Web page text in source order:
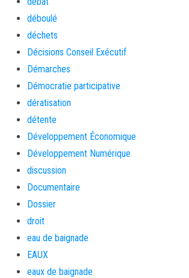
déboulé
déchets
Décisions Conseil Exécutif
Démarches
Démocratie participative
dératisation
détente
Développement Économique
Développement Numérique
discussion
Documentaire
Dossier
droit
eau de baignade
EAUX
eaux de baignade